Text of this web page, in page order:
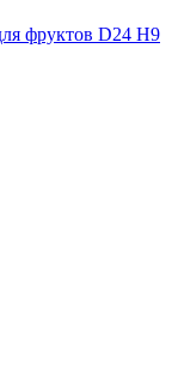
фруктов D24 H9